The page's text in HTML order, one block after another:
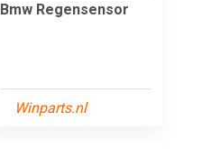
Bmw Regensensor
Winparts.nl